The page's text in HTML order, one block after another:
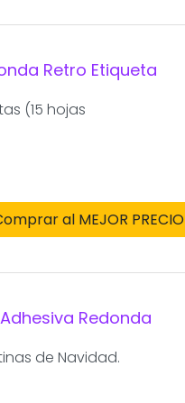
Retro Etiqueta
(15 hojas
al MEJOR PRECIO
Redonda
de Navidad.